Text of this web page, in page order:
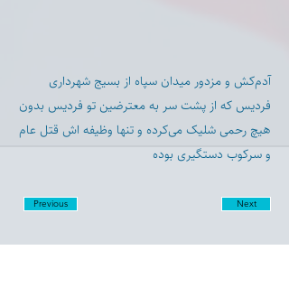
آدم‌کش و مزدور میدان سپاه از بسیج شهرداری
فردیس که از پشت سر به معترضین تو فردیس بدون
هیچ رحمی شلیک می‌کرده و تنها وظیفه اش قتل عام
و سرکوب دستگیری بوده
Previous Next